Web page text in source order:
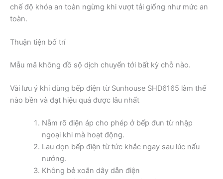
chế độ khóa an toàn ngừng khi vượt tải giống như mức an
toàn.
Thuận tiện bố trí
Mẫu mã không đồ sộ dịch chuyển tới bất kỳ chỗ nào.
Vài lưu ý khi dùng bếp điện từ Sunhouse SHD6165 làm thế
nào bền và đạt hiệu quả được lâu nhất
Nẵm rõ điện áp cho phép ở bếp đun từ nhập
ngoại khi mà hoạt động.
Lau dọn bếp điện từ tức khắc ngay sau lúc nấu
nướng.
Không bẻ xoắn dây dẫn điện